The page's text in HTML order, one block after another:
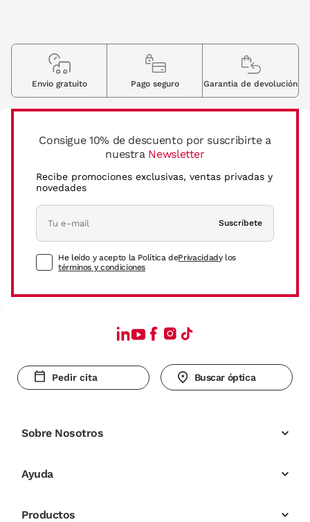
Consigue 10% de descuento por suscribirte a
nuestra Newsletter
Recibe promociones exclusivas, ventas privadas y
novedades
Suscríbete
He leído y acepto la Política dePrivacidady los
términos y condiciones
Envio gratuito Pago seguro Garantia de devolución
Pedir cita Buscar óptica
Sobre Nosotros
Ayuda
Productos